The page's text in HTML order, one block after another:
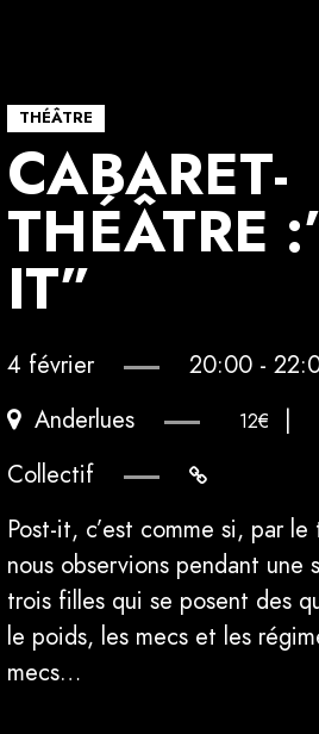
THÉÂTRE
CABARET-
THÉÂTRE
IT”
4 février
20:00 -
Anderlues
12€
|
Collectif
Post-it, c’est comme si, par le
nous observions pendant une
trois filles qui se posent des
le poids, les mecs et les
mecs…